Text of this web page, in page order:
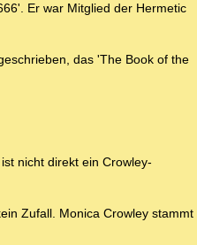
Er war Mitglied der Hermetic
das 'The Book of the
nicht direkt ein Crowley-
Zufall. Monica Crowley stammt